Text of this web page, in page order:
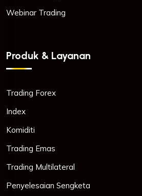
Webinar Trading
Produk & Layanan
Trading Forex
Index
Komiditi
Trading Emas
Trading Multilateral
Penyelesaian Sengketa